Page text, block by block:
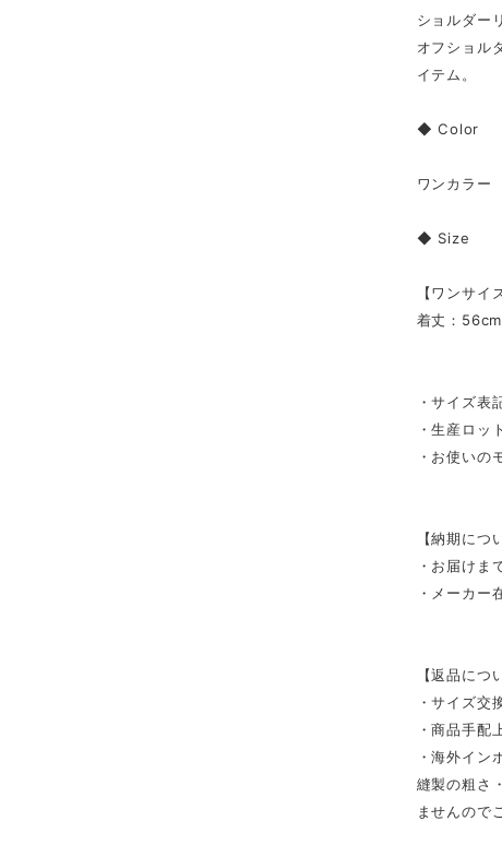
ショルダー
オフショル
イテム。
◆ Color
ワンカラー
◆ Size
【ワンサイ
着丈：
・サイズ表
・生産ロッ
・お使いの
【納期につ
・お届けま
・メーカー
【返品につ
・サイズ交
・商品手配
・海外イン
縫製の粗さ
ませんので